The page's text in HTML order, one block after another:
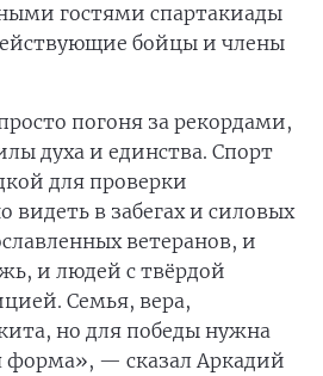
гостями спартакиады
бойцы и члены
погоня за рекордами,
духа и единства. Спорт
для проверки
видеть в забегах и силовых
ветеранов, и
и людей с твёрдой
Семья, вера,
но для победы нужна
форма», — сказал Аркадий